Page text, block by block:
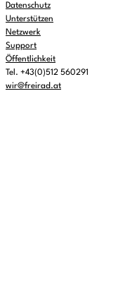
Datenschutz
Unterstützen
Netzwerk
Support
Öffentlichkeit
Tel. +43(0)512 560291
wir@freirad.at